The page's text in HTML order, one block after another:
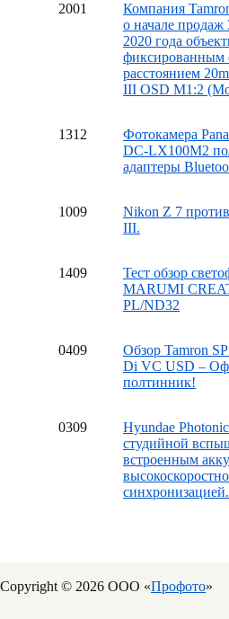
2001
Компания
о начале продаж
2020 года
фиксированным
расстоянием
III OSD M1:2
1312
Фотокамера
DC-LX100M2
адаптеры
1009
Nikon Z 7
III.
1409
Тест обзор
MARUMI
PL/ND32
0409
Обзор Tamron
Di VC USD –
полтинник!
0309
Hyundae
студийной
встроенным
синхронизацией.
Copyright © 2026 ООО «Профото»